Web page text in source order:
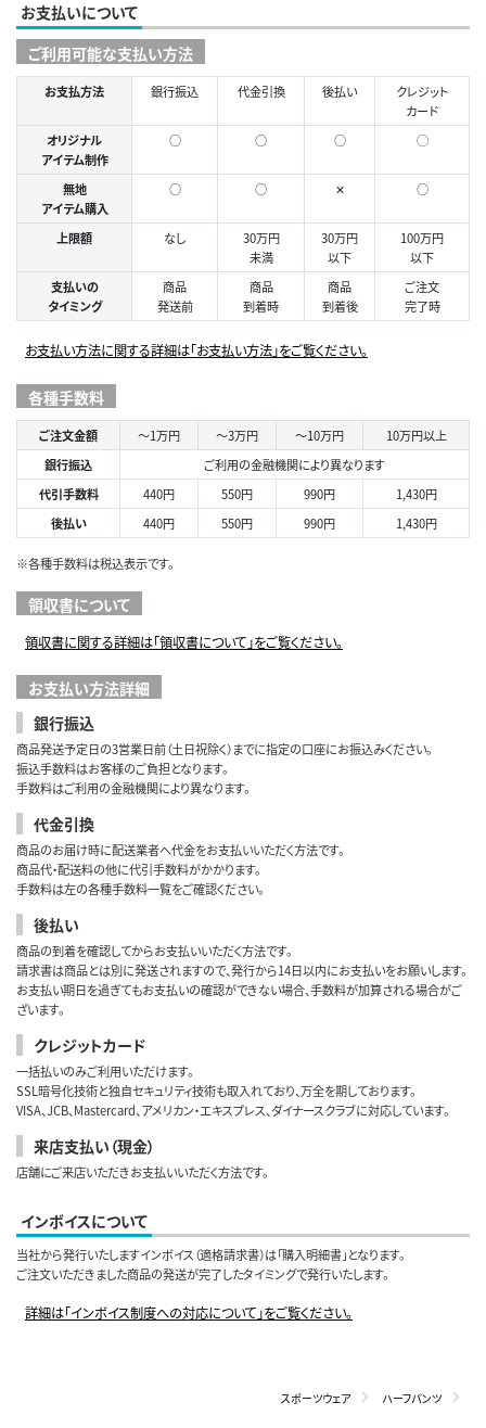
お支払いについて
ご利用可能な支払い方法
お支払方法 銀行振込 代金引換 後払い
クレジット
カード
オリジナル
アイテム制作
○ ○ ○ ◯
無地
アイテム購入
○ ○ ✕ ○
上限額 なし
30万円
未満
30万円
以下
100万円
以下
支払いの
タイミング
商品
発送前
商品
到着時
商品
到着後
ご注文
完了時
お支払い方法に関する詳細は「お支払い方法」をご覧ください。
各種手数料
ご注文金額 ～1万円 ～3万円 ～10万円
10万円以上
銀行振込
ご利用の金融機関により異なります
代引手数料
440円 550円 990円
1,430円
後払い
440円 550円 990円 1,430円
※各種手数料は税込表示です。
領収書について
領収書に関する詳細は「領収書について」をご覧ください。
お支払い方法詳細
銀行振込
商品発送予定日の3営業日前（土日祝除く）までに指定の口座にお振込みください。
振込手数料はお客様のご負担となります。
手数料はご利用の金融機関により異なります。
代金引換
商品のお届け時に配送業者へ代金をお支払いいただく方法です。
商品代・配送料の他に代引手数料がかかります。
手数料は左の各種手数料一覧をご確認ください。
後払い
商品の到着を確認してからお支払いいただく方法です。
請求書は商品とは別に発送されますので、発行から14日以内にお支払いをお願いします。
お支払い期日を過ぎてもお支払いの確認ができない場合、手数料が加算される場合がご
ざいます。
クレジットカード
一括払いのみご利用いただけます。
SSL暗号化技術と独自セキュリティ技術も取入れており、万全を期しております。
VISA、JCB、Mastercard、アメリカン・エキスプレス、ダイナースクラブに対応しています。
来店支払い（現金）
店舗にご来店いただきお支払いいただく方法です。
インボイスについて
当社から発行いたしますインボイス（適格請求書）は「購入明細書」となります。
ご注文いただきました商品の発送が完了したタイミングで発行いたします。
詳細は「インボイス制度への対応について」をご覧ください。
スポーツウェア ハーフパンツ